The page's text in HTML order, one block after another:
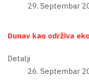
29. Septembar
Dunav kao održiva
Detalji
26. Septembar